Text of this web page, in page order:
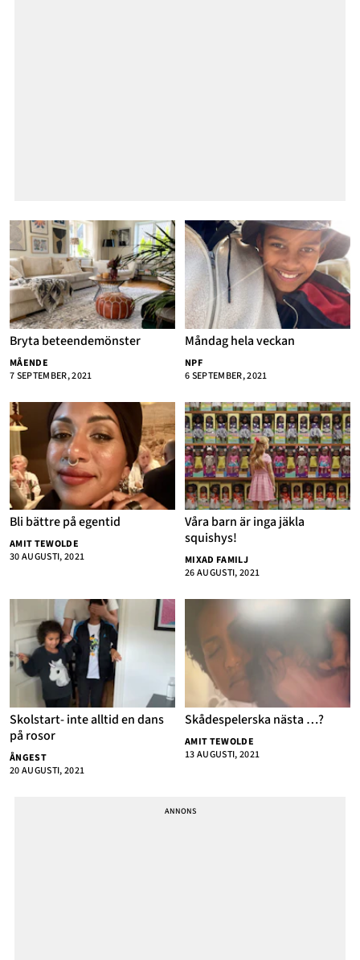
Bryta beteendemönster
MÅENDE
7 SEPTEMBER, 2021
Måndag hela veckan
NPF
6 SEPTEMBER, 2021
Bli bättre på egentid
AMIT TEWOLDE
30 AUGUSTI, 2021
Våra barn är inga jäkla
squishys!
MIXAD FAMILJ
26 AUGUSTI, 2021
Skolstart- inte alltid en dans
på rosor
ÅNGEST
20 AUGUSTI, 2021
Skådespelerska nästa …?
AMIT TEWOLDE
13 AUGUSTI, 2021